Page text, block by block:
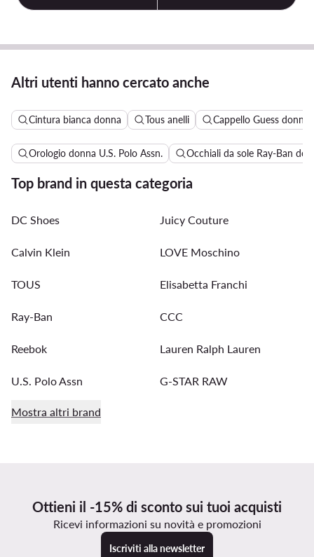
Altri utenti hanno cercato anche
Cintura bianca donna Tous anelli Cappello Guess donna
Orologio donna U.S. Polo Assn. Occhiali da sole Ray-Ban
Top brand in questa categoria
DC Shoes Juicy Couture
Calvin Klein LOVE Moschino
TOUS Elisabetta Franchi
Ray-Ban CCC
Reebok Lauren Ralph Lauren
U.S. Polo Assn G-STAR RAW
Mostra altri brand
Ottieni il -15% di sconto sui tuoi acquisti
Ricevi informazioni su novità e promozioni
Iscriviti alla newsletter